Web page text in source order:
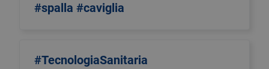
#spalla #caviglia
#TecnologiaSanitaria